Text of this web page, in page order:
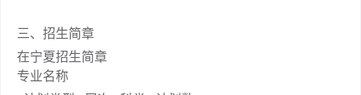
三、招生简章
在宁夏招生简章
专业名称